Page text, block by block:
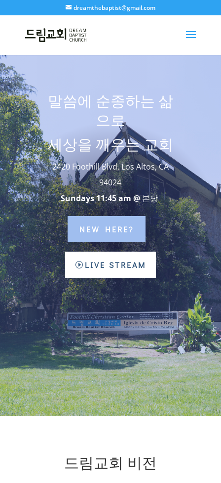
dreamthebaptist@gmail.com
말씀에 순종하는 삶
으로
세상을 깨우는 교회
2420 Foothill Blvd. Los Altos, CA
94024
Sundays 11:45 am @본당
NEW HERE?
LIVE STREAM
드림교회 비전